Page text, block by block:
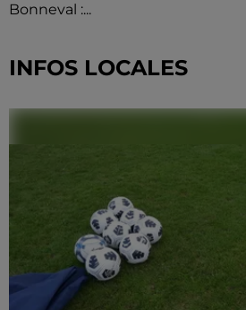
Bonneval :...
INFOS LOCALES